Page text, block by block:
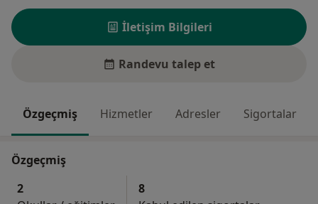
İletişim Bilgileri
Randevu talep et
Özgeçmiş Hizmetler Adresler Sigortalar
Özgeçmiş
2
8